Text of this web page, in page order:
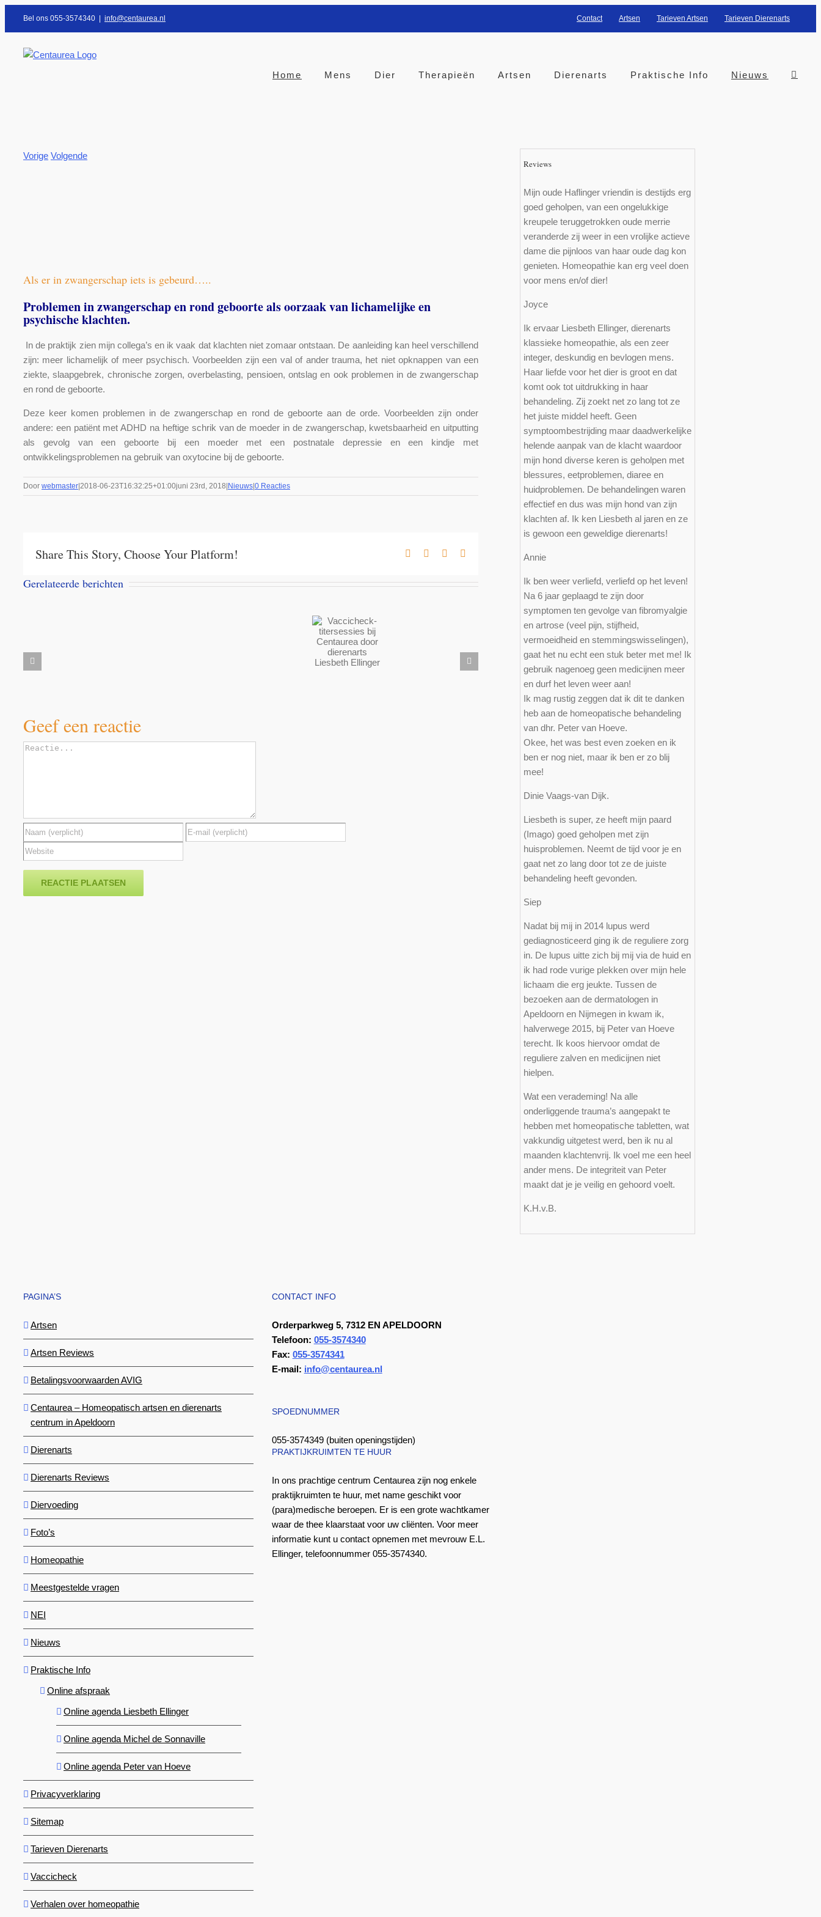
Bel ons 055-3574340 info@centaurea.nl Contact Artsen Tarieven Artsen Tarieven Dierenarts
Home Mens Dier Therapieën Artsen Dierenarts Praktische Info Nieuws
Vorige Volgende
Als er in zwangerschap iets is gebeurd…..
Problemen in zwangerschap en rond geboorte als oorzaak van lichamelijke en
psychische klachten.
In de praktijk zien mijn collega’s en ik vaak dat klachten niet zomaar ontstaan. De aanleiding kan heel verschillend
zijn: meer lichamelijk of meer psychisch. Voorbeelden zijn een val of ander trauma, het niet opknappen van een
ziekte, slaapgebrek, chronische zorgen, overbelasting, pensioen, ontslag en ook problemen in de zwangerschap
en rond de geboorte.
Deze keer komen problemen in de zwangerschap en rond de geboorte aan de orde. Voorbeelden zijn onder
andere: een patiënt met ADHD na heftige schrik van de moeder in de zwangerschap, kwetsbaarheid en uitputting
als gevolg van een geboorte bij een moeder met een postnatale depressie en een kindje met
ontwikkelingsproblemen na gebruik van oxytocine bij de geboorte.
Door webmaster 2018-06-23T16:32:25+01:00juni 23rd, 2018 Nieuws 0 Reacties
Share This Story, Choose Your Platform! Facebook LinkedIn
Gerelateerde berichten
kilo
Vaccicheck-
Vuurwerkangst
Geef een reactie
Reactie
Reviews
Mijn oude Haflinger vriendin is destijds erg
goed geholpen, van een ongelukkige
kreupele teruggetrokken oude merrie
veranderde zij weer in een vrolijke actieve
dame die pijnloos van haar oude dag kon
genieten. Homeopathie kan erg veel doen
voor mens en/of dier!
Joyce
Ik ervaar Liesbeth Ellinger, dierenarts
klassieke homeopathie, als een zeer
integer, deskundig en bevlogen mens.
Haar liefde voor het dier is groot en dat
komt ook tot uitdrukking in haar
behandeling. Zij zoekt net zo lang tot ze
het juiste middel heeft. Geen
symptoombestrijding maar daadwerkelijke
helende aanpak van de klacht waardoor
mijn hond diverse keren is geholpen met
blessures, eetproblemen, diaree en
huidproblemen. De behandelingen waren
effectief en dus was mijn hond van zijn
klachten af. Ik ken Liesbeth al jaren en ze
is gewoon een geweldige dierenarts!
Annie
Ik ben weer verliefd, verliefd op het leven!
Na 6 jaar geplaagd te zijn door
symptomen ten gevolge van fibromyalgie
en artrose (veel pijn, stijfheid,
vermoeidheid en stemmingswisselingen),
gaat het nu echt een stuk beter met me! Ik
gebruik nagenoeg geen medicijnen meer
en durf het leven weer aan!
Ik mag rustig zeggen dat ik dit te danken
heb aan de homeopatische behandeling
van dhr. Peter van Hoeve.
Okee, het was best even zoeken en ik
ben er nog niet, maar ik ben er zo blij
mee!
Dinie Vaags-van Dijk.
Liesbeth is super, ze heeft mijn paard
(Imago) goed geholpen met zijn
huisproblemen. Neemt de tijd voor je en
gaat net zo lang door tot ze de juiste
behandeling heeft gevonden.
Siep
Nadat bij mij in 2014 lupus werd
gediagnosticeerd ging ik de reguliere zorg
in. De lupus uitte zich bij mij via de huid en
ik had rode vurige plekken over mijn hele
lichaam die erg jeukte. Tussen de
bezoeken aan de dermatologen in
Apeldoorn en Nijmegen in kwam ik,
halverwege 2015, bij Peter van Hoeve
terecht. Ik koos hiervoor omdat de
reguliere zalven en medicijnen niet
hielpen.
Wat een verademing! Na alle
onderliggende trauma’s aangepakt te
hebben met homeopatische tabletten, wat
vakkundig uitgetest werd, ben ik nu al
maanden klachtenvrij. Ik voel me een heel
ander mens. De integriteit van Peter
maakt dat je je veilig en gehoord voelt.
K.H.v.B.
PAGINA’S
Artsen
Artsen Reviews
Betalingsvoorwaarden AVIG
Centaurea – Homeopatisch artsen en dierenarts
centrum in Apeldoorn
Dierenarts
Dierenarts Reviews
Diervoeding
Foto’s
Homeopathie
Meestgestelde vragen
NEI
Nieuws
Praktische Info
Online afspraak
Online agenda Liesbeth Ellinger
Online agenda Michel de Sonnaville
Online agenda Peter van Hoeve
Privacyverklaring
Sitemap
Tarieven Dierenarts
Vaccicheck
Verhalen over homeopathie
CONTACT INFO
Orderparkweg 5, 7312 EN APELDOORN
Telefoon: 055-3574340
Fax: 055-3574341
E-mail: info@centaurea.nl
SPOEDNUMMER
055-3574349 (buiten openingstijden)
PRAKTIJKRUIMTEN TE HUUR
In ons prachtige centrum Centaurea zijn nog enkele
praktijkruimten te huur, met name geschikt voor
(para)medische beroepen. Er is een grote wachtkamer
waar de thee klaarstaat voor uw cliënten. Voor meer
informatie kunt u contact opnemen met mevrouw E.L.
Ellinger, telefoonnummer 055-3574340.